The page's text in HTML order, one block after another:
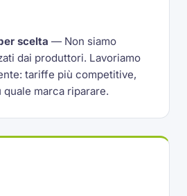
scelta — Non siamo
dai produttori. Lavoriamo
tariffe più competitive,
marca riparare.